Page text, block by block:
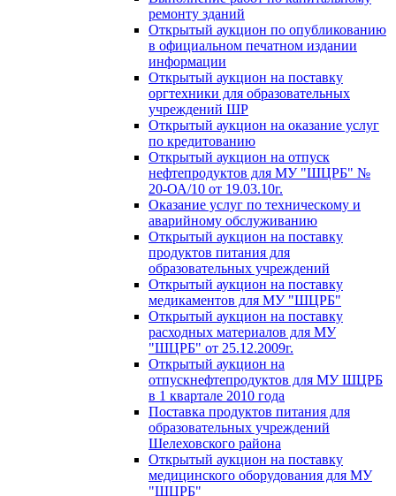
ремонту зданий
Открытый аукцион по опубликованию
в официальном печатном издании
информации
Открытый аукцион на поставку
оргтехники для образовательных
учреждений ШР
Открытый аукцион на оказание услуг
по кредитованию
Открытый аукцион на отпуск
нефтепродуктов для МУ "ШЦРБ" №
20-ОА/10 от 19.03.10г.
Оказание услуг по техническому и
аварийному обслуживанию
Открытый аукцион на поставку
продуктов питания для
образовательных учреждений
Открытый аукцион на поставку
медикаментов для МУ "ШЦРБ"
Открытый аукцион на поставку
расходных материалов для МУ
"ШЦРБ" от 25.12.2009г.
Открытый аукцион на
отпускнефтепродуктов для МУ ШЦРБ
в 1 квартале 2010 года
Поставка продуктов питания для
образовательных учреждений
Шелеховского района
Открытый аукцион на поставку
медицинского оборудования для МУ
"ШЦРБ"